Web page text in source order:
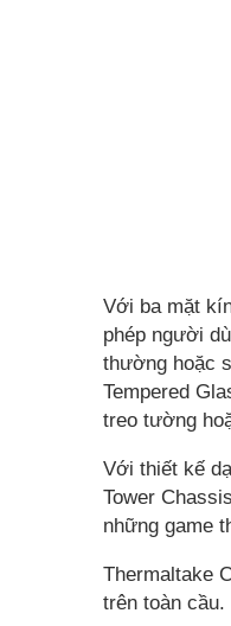
Với ba mặt
phép người
thường hoặc
Tempered
treo tường
Với thiết kế
Tower
những game
Thermaltake
trên toàn cầu.